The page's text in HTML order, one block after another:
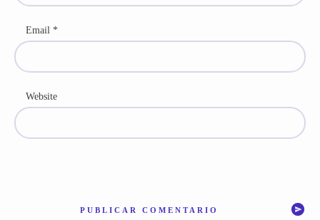
Email *
Website
PUBLICAR COMENTARIO